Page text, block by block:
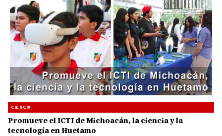
CIENCIA
Promueve el ICTI de Michoacán, la ciencia y la
tecnología en Huetamo